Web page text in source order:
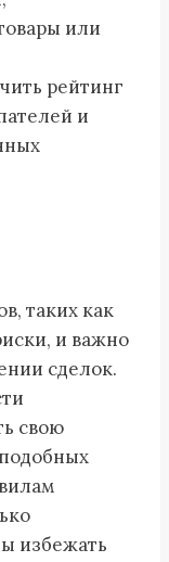
или
рейтинг
и
таких как
и важно
сделок.
свою
избежать